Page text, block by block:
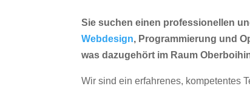
Sie suchen einen professionellen
Webdesign, Programmierung und
was dazugehört im Raum
Wir sind ein erfahrenes, kompetentes